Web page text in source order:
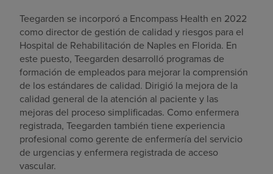
Teegarden se incorporó a Encompass Health en 2022
como director de gestión de calidad y riesgos para el
Hospital de Rehabilitación de Naples en Florida. En
este puesto, Teegarden desarrolló programas de
formación de empleados para mejorar la comprensión
de los estándares de calidad. Dirigió la mejora de la
calidad general de la atención al paciente y las
mejoras del proceso simplificadas. Como enfermera
registrada, Teegarden también tiene experiencia
profesional como gerente de enfermería del servicio
de urgencias y enfermera registrada de acceso
vascular.